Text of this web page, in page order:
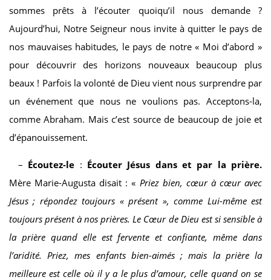
sommes prêts à l’écouter quoiqu’il nous demande ?
Aujourd’hui, Notre Seigneur nous invite à quitter le pays de
nos mauvaises habitudes, le pays de notre « Moi d’abord »
pour découvrir des horizons nouveaux beaucoup plus
beaux ! Parfois la volonté de Dieu vient nous surprendre par
un événement que nous ne voulions pas. Acceptons-la,
comme Abraham. Mais c’est source de beaucoup de joie et
d’épanouissement.
– Écoutez-le : Écouter Jésus dans et par la prière.
Mère Marie-Augusta disait : « Priez bien, cœur à cœur avec
Jésus ; répondez toujours « présent », comme Lui-même est
toujours présent à nos prières. Le Cœur de Dieu est si sensible à
la prière quand elle est fervente et confiante, même dans
l’aridité. Priez, mes enfants bien-aimés ; mais la prière la
meilleure est celle où il y a le plus d’amour, celle quand on se